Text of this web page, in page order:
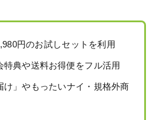
円のお試しセットを利用
特典や送料お得便をフル活用
け」やもったいナイ・規格外商